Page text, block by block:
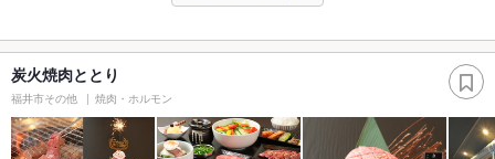
炭火焼肉ととり
福井市その他 焼肉・ホルモン